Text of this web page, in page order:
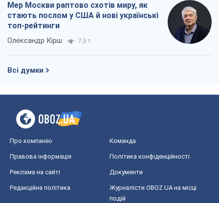
Мер Москви раптово схотів миру, як
стають послом у США й нові українські
топ-рейтинги
Олександр Кірш 7,5 т.
Всі думки
Про компанію Команда
Правова інформація Політика конфіденційності
Реклама на сайті Документи
Редакційна політика
Журналісти OBOZ.UA на місці
подій